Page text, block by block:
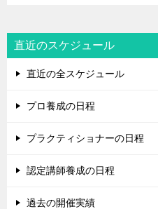
直近のスケジュール
直近の全スケジュール
プロ養成の日程
プラクティショナーの日程
認定講師養成の日程
過去の開催実績